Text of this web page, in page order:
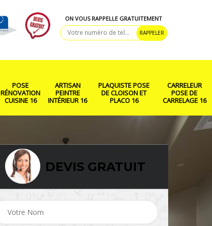
ON VOUS RAPPELLE GRATUITEMENT
POSE
RÉNOVATION
CUISINE 16
ARTISAN
PEINTRE
INTÉRIEUR 16
PLAQUISTE POSE
DE CLOISON ET
PLACO 16
CARRELEUR
POSE DE
CARRELAGE 16
Pose de parquet 16 Rénovation salle de
DEVIS GRATUIT